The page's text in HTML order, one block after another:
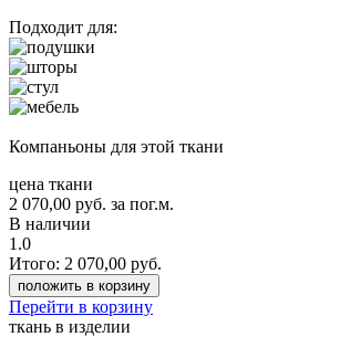
Подходит для:
Компаньоны для этой ткани
цена ткани
2 070,00 руб. за пог.м.
В наличии
1.0
Итого: 2 070,00 руб.
положить в корзину
Перейти в корзину
ткань в изделии